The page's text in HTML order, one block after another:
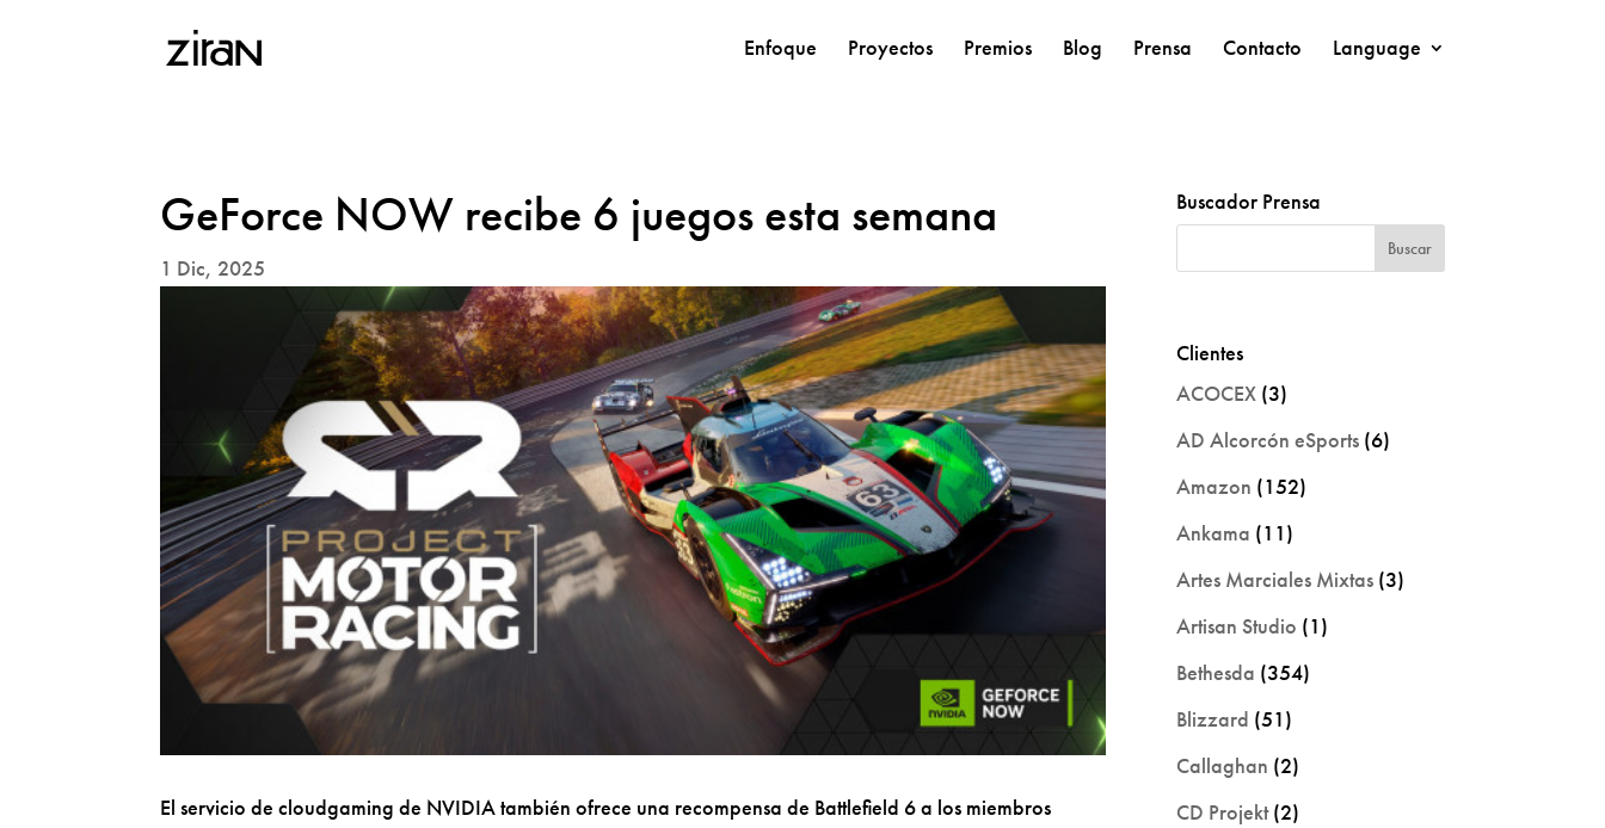
Enfoque Proyectos Premios Blog Prensa Contacto Language
GeForce NOW recibe 6 juegos esta semana
1 Dic, 2025
El servicio de cloudgaming de NVIDIA también ofrece una recompensa de Battlefield 6 a los miembros
Buscador Prensa
Clientes
ACOCEX (3)
AD Alcorcón eSports (6)
Amazon (152)
Ankama (11)
Artes Marciales Mixtas (3)
Artisan Studio (1)
Bethesda (354)
Blizzard (51)
Callaghan (2)
CD Projekt(2)